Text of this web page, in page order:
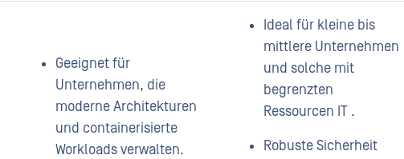
Geeignet für
Unternehmen, die
moderne Architekturen
und containerisierte
Workloads verwalten.
Ideal für kleine bis
mittlere Unternehmen
und solche mit
begrenzten
Ressourcen IT .
Robuste Sicherheit